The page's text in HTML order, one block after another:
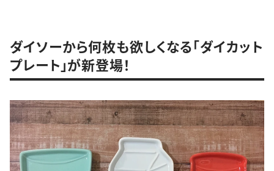
ダイソーから何枚も欲しくなる「ダイカット
プレート」が新登場！